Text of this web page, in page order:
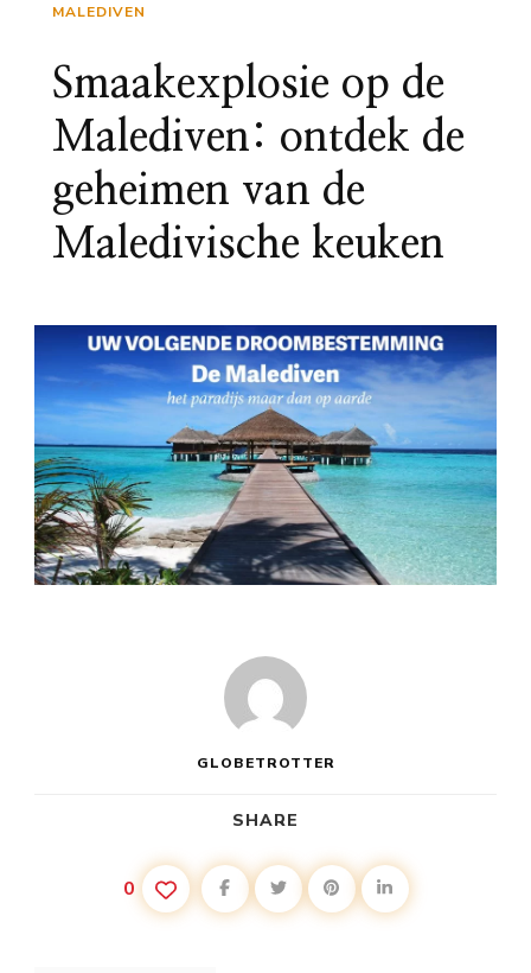
MALEDIVEN
Smaakexplosie op de
Malediven: ontdek de
geheimen van de
Maledivische keuken
GLOBETROTTER
SHARE
0